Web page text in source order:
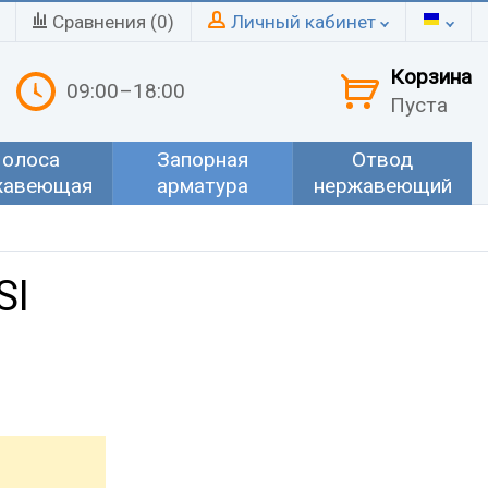
Сравнения (0) Личный кабинет
09:00–18:00
Корзина
Пуста
Запорная
арматура
Отвод
нержавеющий